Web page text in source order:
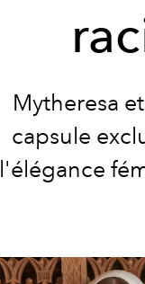
Mytheresa
capsule
l'élégance